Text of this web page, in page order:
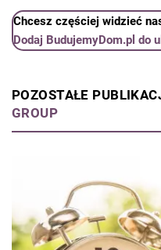
Chcesz częściej widzieć
Dodaj BudujemyDom.pl do
POZOSTAŁE
GROUP